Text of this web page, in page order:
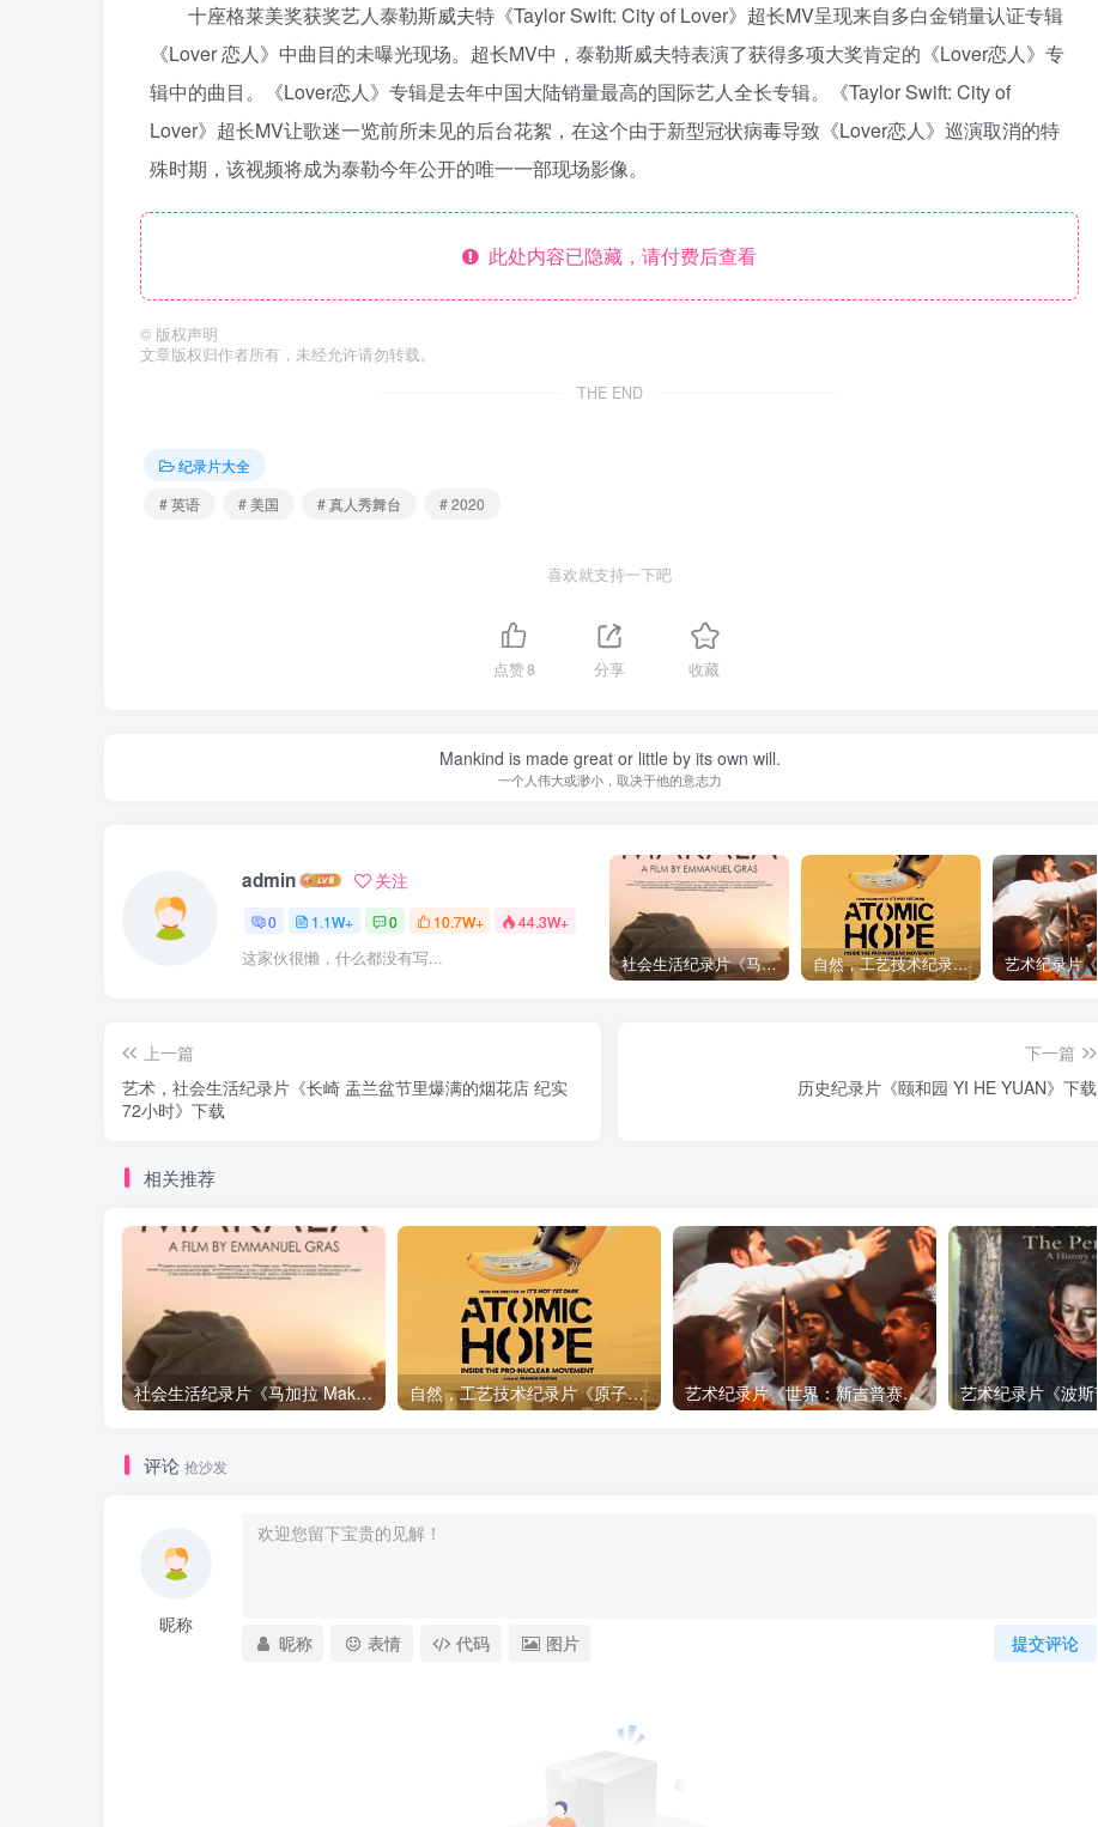
十座格莱美奖获奖艺人泰勒斯威夫特《Taylor Swift: City of Lover》超长MV呈现来自多白金销量认证专辑
《Lover 恋人》中曲目的未曝光现场。超长MV中，泰勒斯威夫特表演了获得多项大奖肯定的《Lover恋人》专
辑中的曲目。《Lover恋人》专辑是去年中国大陆销量最高的国际艺人全长专辑。《Taylor Swift: City of
Lover》超长MV让歌迷一览前所未见的后台花絮，在这个由于新型冠状病毒导致《Lover恋人》巡演取消的特
殊时期，该视频将成为泰勒今年公开的唯一一部现场影像。
此处内容已隐藏，请付费后查看
© 版权声明
文章版权归作者所有，未经允许请勿转载。
THE END
纪录片大全
# 英语
# 美国 # 真人秀舞台 # 2020
喜欢就支持一下吧
点赞8 分享 收藏
Mankind is made great or little by its own will.
一个人伟大或渺小，取决于他的意志力
admin 关注
0 1.1W+ 0 10.7W+ 44.3W+
这家伙很懒，什么都没有写... 社会生活纪录片《马加拉 Makala》下载 自然，工艺技术纪录片《原子能的希望 Atomic Hope – Inside the Pro-Nuclear Movement》下载
上一篇
艺术，社会生活纪录片《长崎 盂兰盆节里爆满的烟花店 纪实
72小时》下载
下一篇
历史纪录片《颐和园 YI HE YUAN》下载
相关推荐
社会生活纪录片《马加拉 Makala》下载 自然，工艺技术纪录片《原子能的希望 Atomic Hope – Inside the Pro-Nuclear Movement》下载 艺术纪录片《世界：新吉普赛之王 This World: The New Gypsy Kings》下载
评论 抢沙发
昵称
提交评论
昵称 表情 代码 图片